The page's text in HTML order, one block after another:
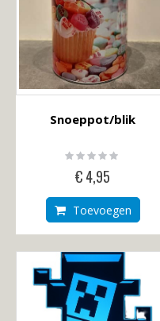
Snoeppot/blik
Rating:
0%
€ 4,95
Toevoegen